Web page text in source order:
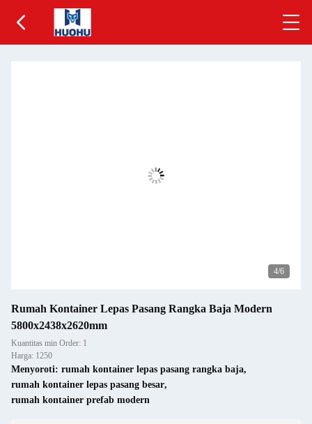
5/6
Rumah Kontainer Lepas Pasang Rangka Baja Modern
5800x2438x2620mm
Kuantitas min Order: 1
Harga: 1250
Menyoroti: rumah kontainer lepas pasang rangka baja,
rumah kontainer lepas pasang besar,
rumah kontainer prefab modern